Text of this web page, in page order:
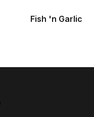
Fish 'n Garlic